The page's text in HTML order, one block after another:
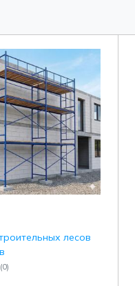
лесов
(0)